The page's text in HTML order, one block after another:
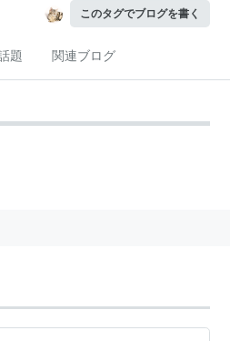
このタグでブログを書く
題 関連ブログ